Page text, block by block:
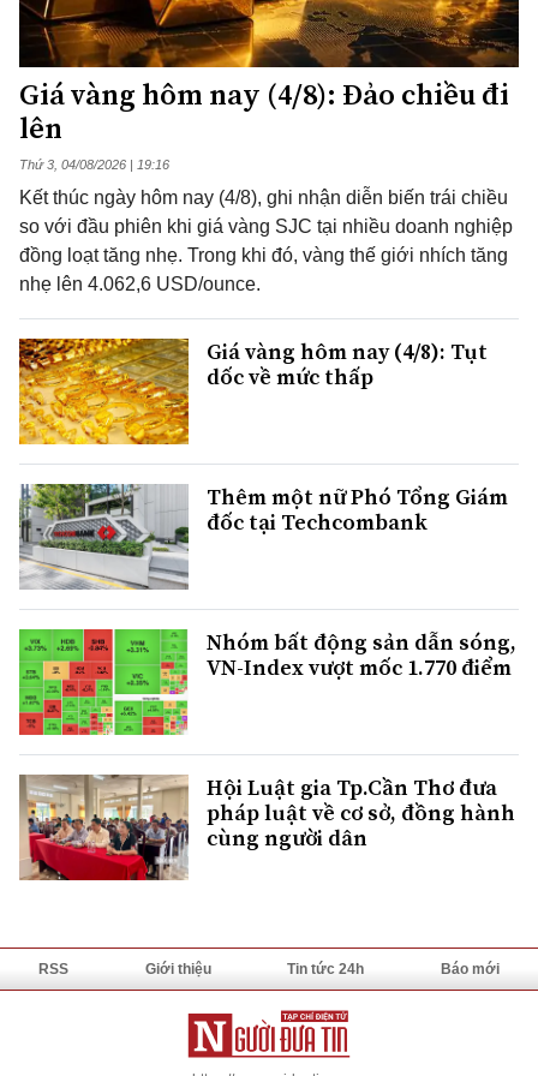
Giá vàng hôm nay (4/8): Đảo chiều đi
lên
Thứ 3, 04/08/2026 | 19:16
Kết thúc ngày hôm nay (4/8), ghi nhận diễn biến trái chiều
so với đầu phiên khi giá vàng SJC tại nhiều doanh nghiệp
đồng loạt tăng nhẹ. Trong khi đó, vàng thế giới nhích tăng
nhẹ lên 4.062,6 USD/ounce.
Giá vàng hôm nay (4/8): Tụt
dốc về mức thấp
Thêm một nữ Phó Tổng Giám
đốc tại Techcombank
Nhóm bất động sản dẫn sóng,
VN-Index vượt mốc 1.770 điểm
Hội Luật gia Tp.Cần Thơ đưa
pháp luật về cơ sở, đồng hành
cùng người dân
RSS Giới thiệu Tin tức 24h Báo mới